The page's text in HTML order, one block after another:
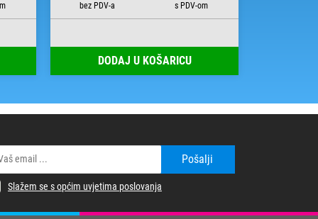
DODAJ U KOŠARICU
Pošalji
Slažem se s općim uvjetima poslovanja